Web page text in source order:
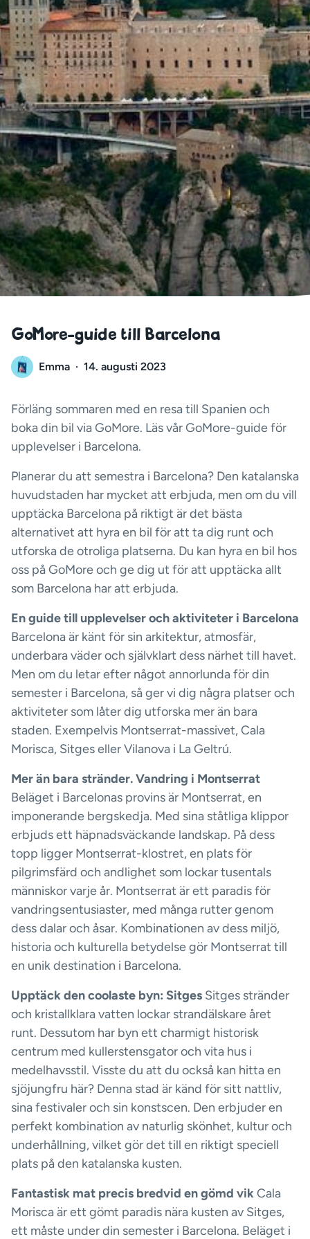
GoMore-guide till Barcelona
Emma · 14. augusti 2023
Förläng sommaren med en resa till Spanien och
boka din bil via GoMore. Läs vår GoMore-guide för
upplevelser i Barcelona.
Planerar du att semestra i Barcelona? Den katalanska
huvudstaden har mycket att erbjuda, men om du vill
upptäcka Barcelona på riktigt är det bästa
alternativet att hyra en bil för att ta dig runt och
utforska de otroliga platserna. Du kan hyra en bil hos
oss på GoMore och ge dig ut för att upptäcka allt
som Barcelona har att erbjuda.
En guide till upplevelser och aktiviteter i Barcelona
Barcelona är känt för sin arkitektur, atmosfär,
underbara väder och självklart dess närhet till havet.
Men om du letar efter något annorlunda för din
semester i Barcelona, så ger vi dig några platser och
aktiviteter som låter dig utforska mer än bara
staden. Exempelvis Montserrat-massivet, Cala
Morisca, Sitges eller Vilanova i La Geltrú.
Mer än bara stränder. Vandring i Montserrat
Beläget i Barcelonas provins är Montserrat, en
imponerande bergskedja. Med sina ståtliga klippor
erbjuds ett häpnadsväckande landskap. På dess
topp ligger Montserrat-klostret, en plats för
pilgrimsfärd och andlighet som lockar tusentals
människor varje år. Montserrat är ett paradis för
vandringsentusiaster, med många rutter genom
dess dalar och åsar. Kombinationen av dess miljö,
historia och kulturella betydelse gör Montserrat till
en unik destination i Barcelona.
Upptäck den coolaste byn: Sitges Sitges stränder
och kristallklara vatten lockar strandälskare året
runt. Dessutom har byn ett charmigt historisk
centrum med kullerstensgator och vita hus i
medelhavsstil. Visste du att du också kan hitta en
sjöjungfru här? Denna stad är känd för sitt nattliv,
sina festivaler och sin konstscen. Den erbjuder en
perfekt kombination av naturlig skönhet, kultur och
underhållning, vilket gör det till en riktigt speciell
plats på den katalanska kusten.
Fantastisk mat precis bredvid en gömd vikCala
Morisca är ett gömt paradis nära kusten av Sitges,
ett måste under din semester i Barcelona. Beläget i